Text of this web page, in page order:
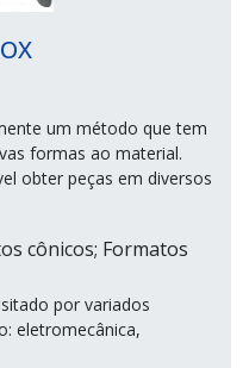
um método que tem
formas ao material.
obter peças em diversos
cônicos; Formatos
por variados
eletromecânica,